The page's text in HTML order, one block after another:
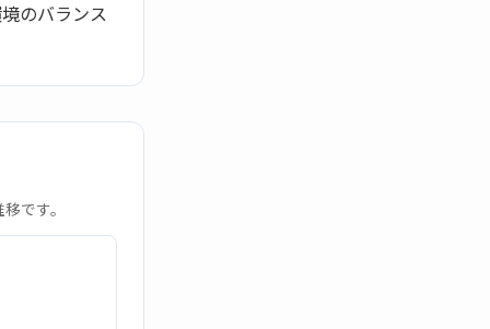
のバランス
です。